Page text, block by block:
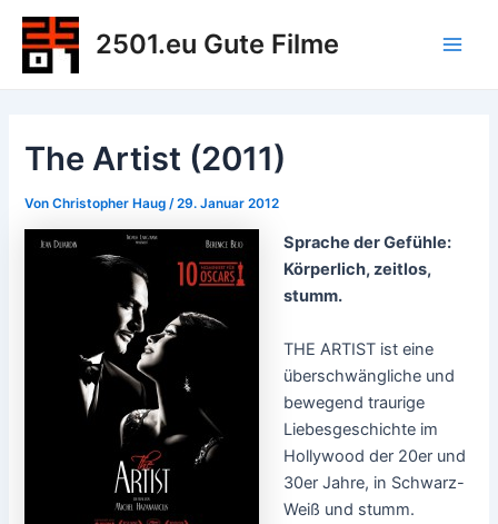
Zum
Inhalt
springen
2501.eu Gute Filme
The Artist (2011)
VonChristopher Haug/29. Januar 2012
Sprache der Gefühle:
Körperlich, zeitlos,
stumm.
THE ARTIST ist eine
überschwängliche und
bewegend traurige
Liebesgeschichte im
Hollywood der 20er und
30er Jahre, in Schwarz-
Weiß und stumm.